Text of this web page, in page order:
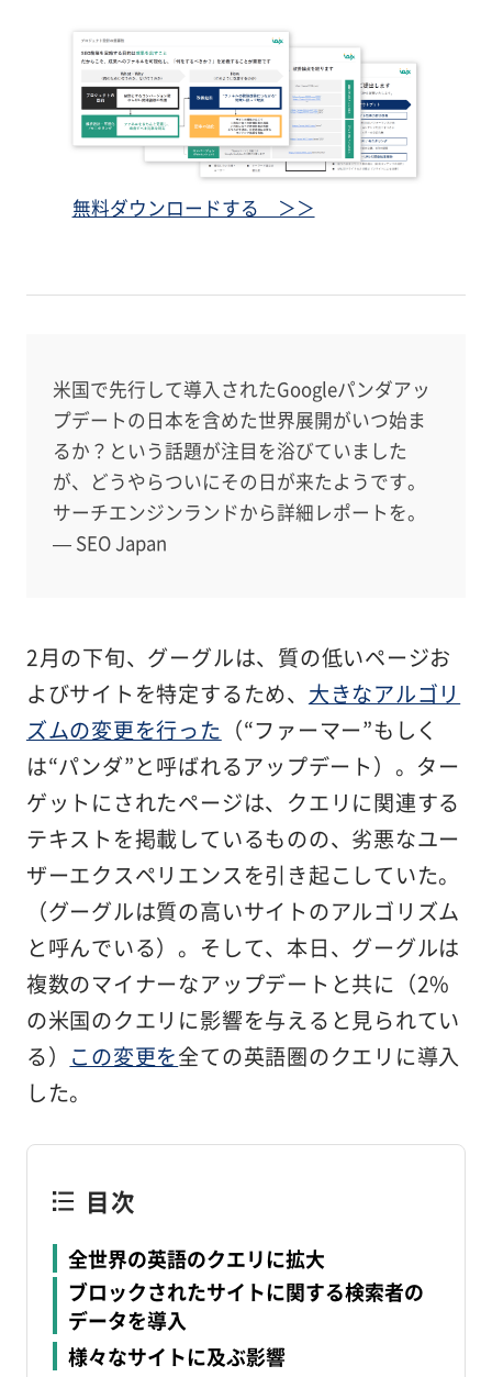
無料ダウンロードする ＞＞
米国で先行して導入されたGoogleパンダアッ
プデートの日本を含めた世界展開がいつ始ま
るか？という話題が注目を浴びていました
が、どうやらついにその日が来たようです。
サーチエンジンランドから詳細レポートを。
— SEO Japan
2月の下旬、グーグルは、質の低いページお
よびサイトを特定するため、 大きなアルゴリ
ズムの変更を行った （“ファーマー”もしく
は“パンダ”と呼ばれるアップデート）。ター
ゲットにされたページは、クエリに関連する
テキストを掲載しているものの、劣悪なユー
ザーエクスペリエンスを引き起こしていた。
（グーグルは質の高いサイトのアルゴリズム
と呼んでいる）。そして、本日、グーグルは
複数のマイナーなアップデートと共に（2%
の米国のクエリに影響を与えると見られてい
る） この変更を全ての英語圏のクエリに導入
した。
目次
全世界の英語のクエリに拡大
ブロックされたサイトに関する検索者の
データを導入
様々なサイトに及ぶ影響